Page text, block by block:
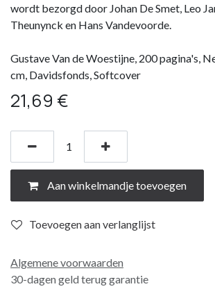
wordt bezorgd door Johan De Smet, Leo
Theunynck en Hans Vandevoorde.
Gustave Van de Woestijne, 200 pagina's,
cm, Davidsfonds, Softcover
21,69 €
Aan winkelmandje toevoegen
Toevoegen aan verlanglijst
Algemene voorwaarden
30-dagen geld terug garantie